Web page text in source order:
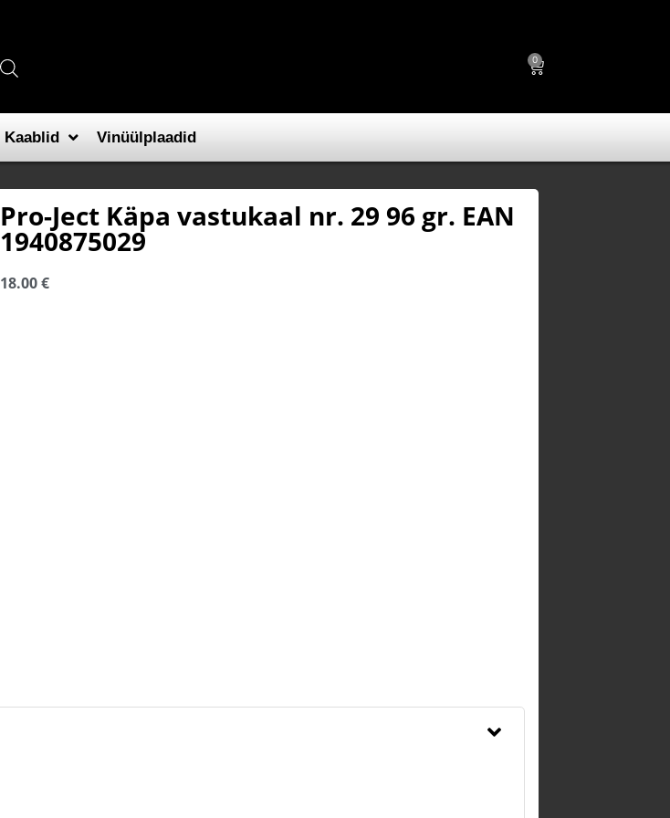
0
Kaablid Vinüülplaadid
Pro-Ject Käpa vastukaal nr. 29 96 gr. EAN
1940875029
18.00€